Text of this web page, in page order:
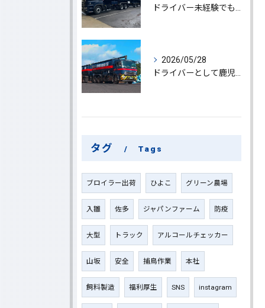
2026/05/28
タグ Tags
ブロイラー出荷 ひよこ グリーン農場
入雛 佐多 ジャパンファーム 防疫
大型 トラック アルコールチェッカー
山坂 安全 捕鳥作業 本社
飼料製造 福利厚生 SNS instagram